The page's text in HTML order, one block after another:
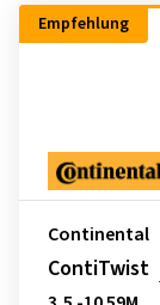
Empfehlung
Continental
ContiTwist